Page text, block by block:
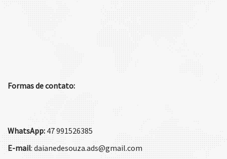
Formas de contato:
WhatsApp: 47 991526385
E-mail: daianedesouza.ads@gmail.com